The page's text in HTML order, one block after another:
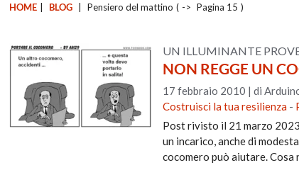
HOME BLOG Pensiero del mattino ( -> Pagina 15 )
UN ILLUMINANTE
NON REGGE UN
17 febbraio 2010 | di
Costruisci la tua resilienza-
Post rivisto il 21 marzo
un incarico, anche di
cocomero può aiutare. Cosa